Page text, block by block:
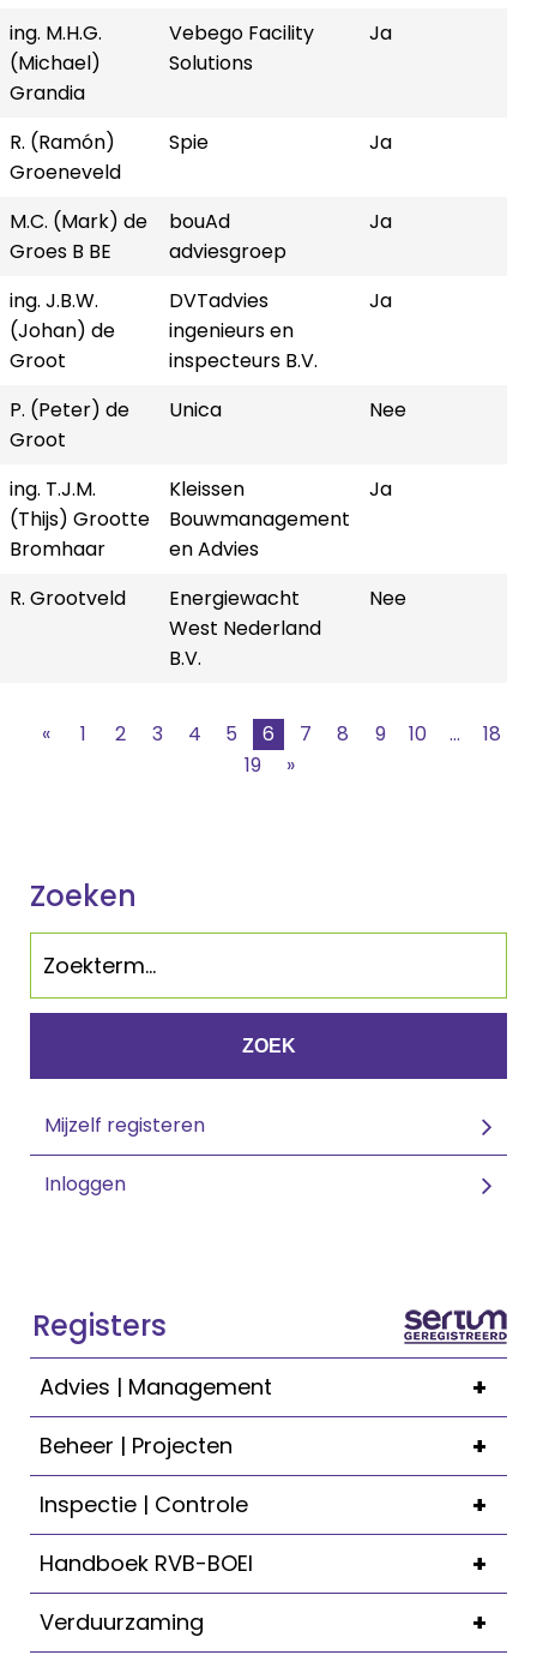
ing. M.H.G.
(Michael)
Grandia
Vebego Facility
Solutions
Ja
R. (Ramón)
Groeneveld
Spie Ja
M.C. (Mark) de
Groes B BE
bouAd
adviesgroep
Ja
ing. J.B.W.
(Johan) de
Groot
DVTadvies
ingenieurs en
inspecteurs B.V.
Ja
P. (Peter) de
Groot
Unica Nee
ing. T.J.M.
(Thijs) Grootte
Bromhaar
Kleissen
Bouwmanagement
en Advies
Ja
R. Grootveld
Energiewacht
West Nederland
B.V.
Nee
« 1 2 3 4 5 6 7 8 9 10 ...
18
19
»
Zoeken
ZOEK
Mijzelf registeren
Inloggen
Registers
+
Advies | Management
+
Beheer | Projecten
+
Inspectie | Controle
+
Handboek RVB-BOEI
+
Verduurzaming